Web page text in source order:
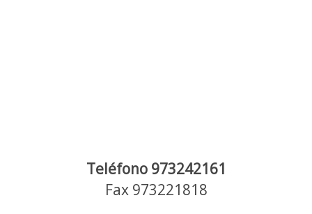
Teléfono 973242161
Fax 973221818